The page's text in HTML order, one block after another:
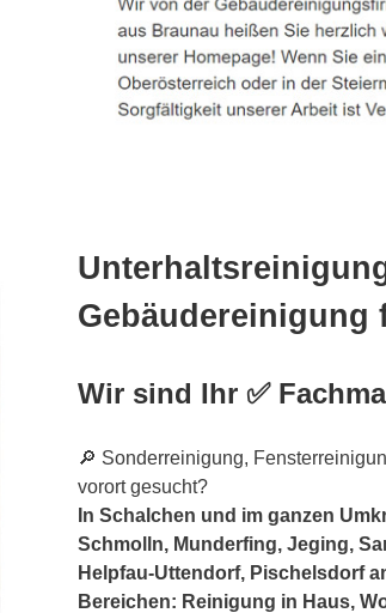
Gebäudereinigung
Wir sind Ihr ✅
🔎 Sonderreinigung,
vorort gesucht?
In Schalchen und im ganzen
Schmolln, Munderfing, Jeging,
Helpfau-Uttendorf, Pischelsdorf
Bereichen: Reinigung in Haus,